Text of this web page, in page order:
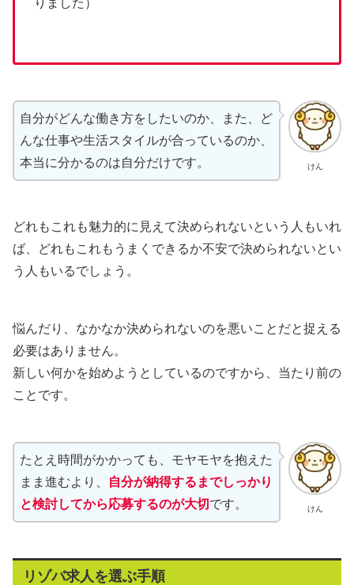
りました）
けん
自分がどんな働き方をしたいのか、また、ど
んな仕事や生活スタイルが合っているのか、
本当に分かるのは自分だけです。
どれもこれも魅力的に見えて決められないという人もいれ
ば、どれもこれもうまくできるか不安で決められないとい
う人もいるでしょう。
悩んだり、なかなか決められないのを悪いことだと捉える
必要はありません。
新しい何かを始めようとしているのですから、当たり前の
ことです。
けん
たとえ時間がかかっても、モヤモヤを抱えた
まま進むより、
自分が納得するまでしっかり
と検討してから応募するのが大切です。
リゾバ求人を選ぶ手順